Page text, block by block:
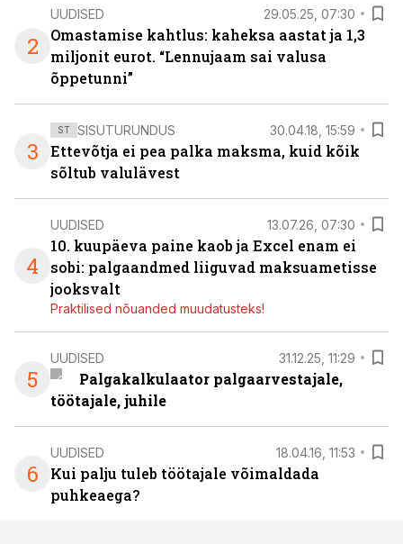
2
UUDISED 29.05.25, 07:30
Omastamise kahtlus: kaheksa aastat ja 1,3
miljonit eurot. “Lennujaam sai valusa
õppetunni”
3
ST SISUTURUNDUS 30.04.18, 15:59
Ettevõtja ei pea palka maksma, kuid kõik
sõltub valulävest
4
UUDISED 13.07.26, 07:30
10. kuupäeva paine kaob ja Excel enam ei
sobi: palgaandmed liiguvad maksuametisse
jooksvalt
Praktilised nõuanded muudatusteks!
5
UUDISED 31.12.25, 11:29
Palgakalkulaator palgaarvestajale,
töötajale, juhile
6
UUDISED 18.04.16, 11:53
Kui palju tuleb töötajale võimaldada
puhkeaega?